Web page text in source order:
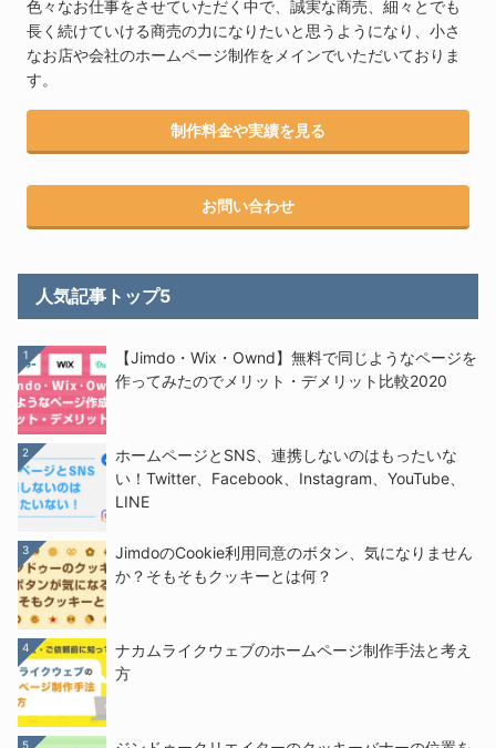
色々なお仕事をさせていただく中で、誠実な商売、細々とでも
長く続けていける商売の力になりたいと思うようになり、小さ
なお店や会社のホームページ制作をメインでいただいておりま
す。
制作料金や実績を見る
お問い合わせ
人気記事トップ5
1
【Jimdo・Wix・Ownd】無料で同じようなページを
作ってみたのでメリット・デメリット比較2020
2
ホームページとSNS、連携しないのはもったいな
い！Twitter、Facebook、Instagram、YouTube、
LINE
3
JimdoのCookie利用同意のボタン、気になりません
か？そもそもクッキーとは何？
4
ナカムライクウェブのホームページ制作手法と考え
方
5